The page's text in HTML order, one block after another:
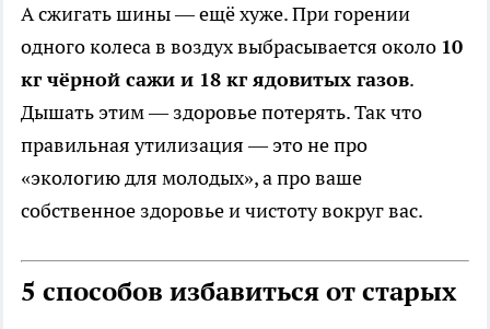
А сжигать шины — ещё хуже. При горении
одного колеса в воздух выбрасывается около 10
кг чёрной сажи и 18 кг ядовитых газов.
Дышать этим — здоровье потерять. Так что
правильная утилизация — это не про
«экологию для молодых», а про ваше
собственное здоровье и чистоту вокруг вас.
5 способов избавиться от старых